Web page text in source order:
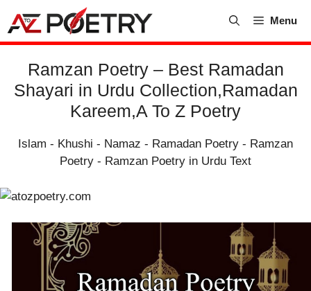
content
Menu
Ramzan Poetry – Best Ramadan
Shayari in Urdu Collection,Ramadan
Kareem,A To Z Poetry
Islam - Khushi - Namaz - Ramadan Poetry - Ramzan
Poetry - Ramzan Poetry in Urdu Text